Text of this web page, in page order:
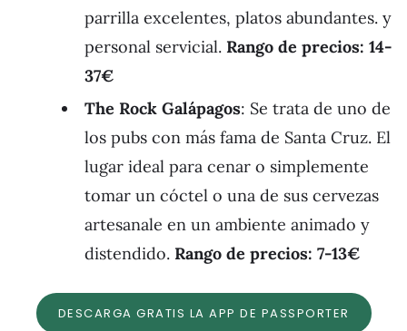
parrilla excelentes, platos abundantes. y
personal servicial. Rango de precios: 14-
37€
The Rock Galápagos: Se trata de uno de
los pubs con más fama de Santa Cruz. El
lugar ideal para cenar o simplemente
tomar un cóctel o una de sus cervezas
artesanale en un ambiente animado y
distendido. Rango de precios: 7-13€
DESCARGA GRATIS LA APP DE PASSPORTER